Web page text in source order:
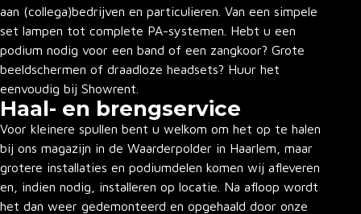
aan (collega)bedrijven en particulieren. Van een simpele
set lampen tot complete PA-systemen. Hebt u een
podium nodig voor een band of een zangkoor? Grote
beeldschermen of draadloze headsets? Huur het
eenvoudig bij Showrent.
Haal- en brengservice
Voor kleinere spullen bent u welkom om het op te halen
bij ons magazijn in de Waarderpolder in Haarlem, maar
grotere installaties en podiumdelen komen wij afleveren
en, indien nodig, installeren op locatie. Na afloop wordt
het dan weer gedemonteerd en opgehaald door onze